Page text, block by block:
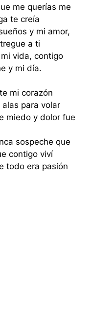
me querías me
te creía
y mi amor,
a ti
vida, contigo
y mi día.
mi corazón
para volar
miedo y dolor fue
sospeche que
contigo viví
todo era pasión